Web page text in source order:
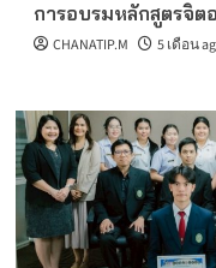
การอบรมหลักสูตรจิ
CHANATIP.M 5 เดือน